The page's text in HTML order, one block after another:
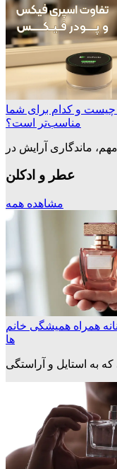
و کدام برای شما
مناسب‌تر است؟
عطر و ادکلن
مشاهده همه
همراه همیشگی خانم
ها